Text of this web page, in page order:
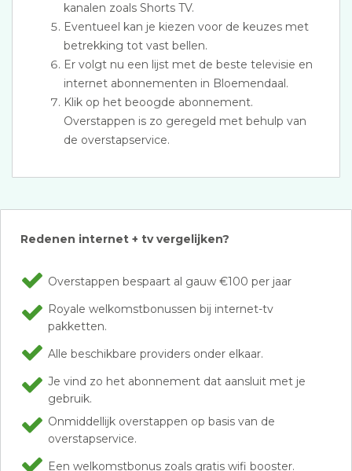
kanalen zoals Shorts TV.
Eventueel kan je kiezen voor de keuzes met
betrekking tot vast bellen.
Er volgt nu een lijst met de beste televisie en
internet abonnementen in Bloemendaal.
Klik op het beoogde abonnement.
Overstappen is zo geregeld met behulp van
de overstapservice.
Redenen internet + tv vergelijken?
Overstappen bespaart al gauw €100 per jaar
Royale welkomstbonussen bij internet-tv
pakketten.
Alle beschikbare providers onder elkaar.
Je vind zo het abonnement dat aansluit met je
gebruik.
Onmiddellijk overstappen op basis van de
overstapservice.
Een welkomstbonus zoals gratis wifi booster.